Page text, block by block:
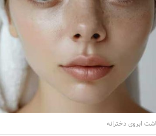
ابروی دخترانه